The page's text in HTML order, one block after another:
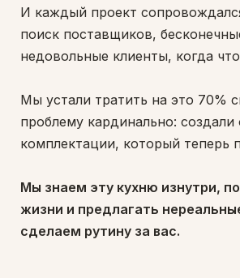
И каждый проект
поиск поставщиков,
недовольные клиенты, когда
Мы устали тратить на это 70%
проблему кардинально:
комплектации, который теперь
Мы знаем эту кухню изнутри,
жизни и предлагать
сделаем рутину за вас.